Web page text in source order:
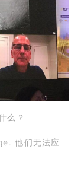
么？
他们无法应